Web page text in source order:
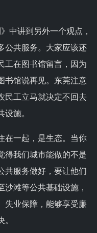
中讲到另外一个观点，
公共服务。大家应该还
工在图书馆留言，因为
书馆说再见。东莞注意
民工立马就决定不回去
施。
在一起，是生态。当你
得我们城市能做的不是
共服务做好，要让他们
滩等公共基础设施，
失业保障，能够享受廉